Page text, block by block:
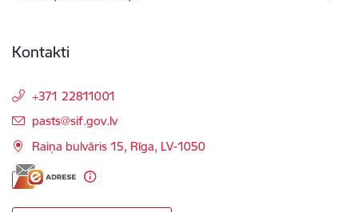
Kontakti
+371 22811001
E-pasts:
pasts@sif.gov.lv
Raiņa bulvāris 15, Rīga, LV-1050